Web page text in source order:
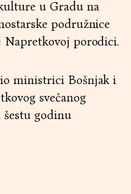
u Gradu na
podružnice
porodici.
ministrici Bošnjak i
svečanog
godinu